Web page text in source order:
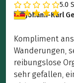
5.0
Johann-Karl
Kompliment
Wanderungen,
reibungslose
sehr gefallen,